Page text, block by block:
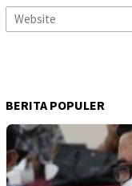
BERITA POPULER